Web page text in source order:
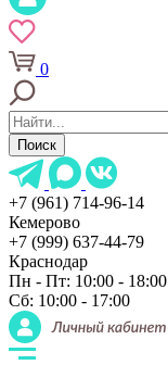
0
Поиск
+7 (961) 714-96-14
Кемерово
+7 (999) 637-44-79
Краснодар
Пн - Пт: 10:00 - 18:00
Сб: 10:00 - 17:00